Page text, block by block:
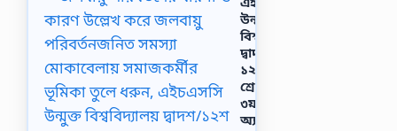
উন্মুক্ত
বিশ্ববিদ্যালয়
দ্বাদশ/
১২শ
শ্রেণির
৩য়
অ্যাসাইনমেন্ট